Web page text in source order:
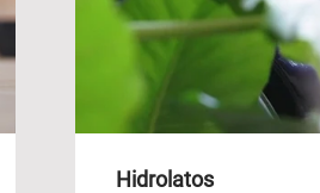
Hidrolatos